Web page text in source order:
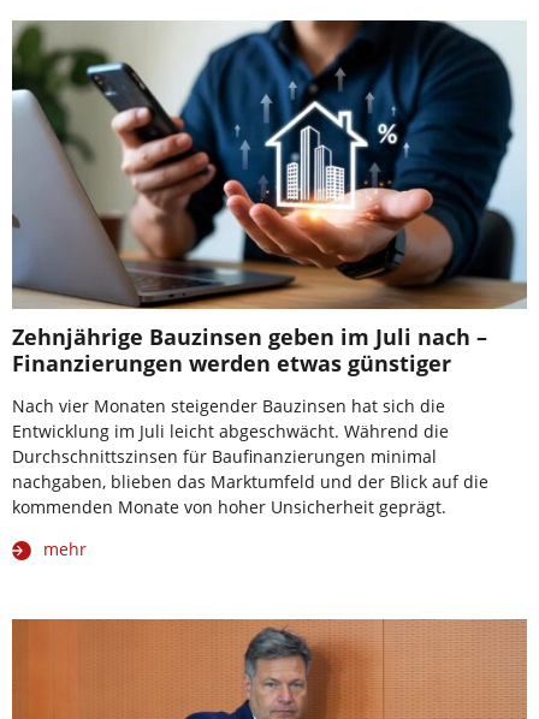
Zehnjährige Bauzinsen geben im Juli nach –
Finanzierungen werden etwas günstiger
Nach vier Monaten steigender Bauzinsen hat sich die
Entwicklung im Juli leicht abgeschwächt. Während die
Durchschnittszinsen für Baufinanzierungen minimal
nachgaben, blieben das Marktumfeld und der Blick auf die
kommenden Monate von hoher Unsicherheit geprägt.
mehr